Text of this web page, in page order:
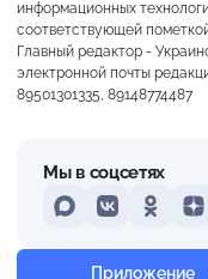
информационных
соответствующей
Главный редактор -
электронной почты
89501301335, 89148774487
Мы в соцсетях
MAXVKontakte
Приложение